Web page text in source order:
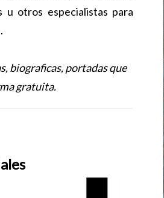
u otros especialistas para
biografic­as, portadas que
gratuita.